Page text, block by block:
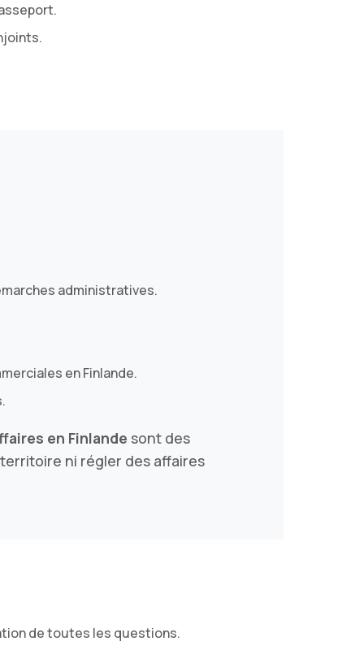
administratives.
en Finlande.
en Finlande sont des
ni régler des affaires
de toutes les questions.